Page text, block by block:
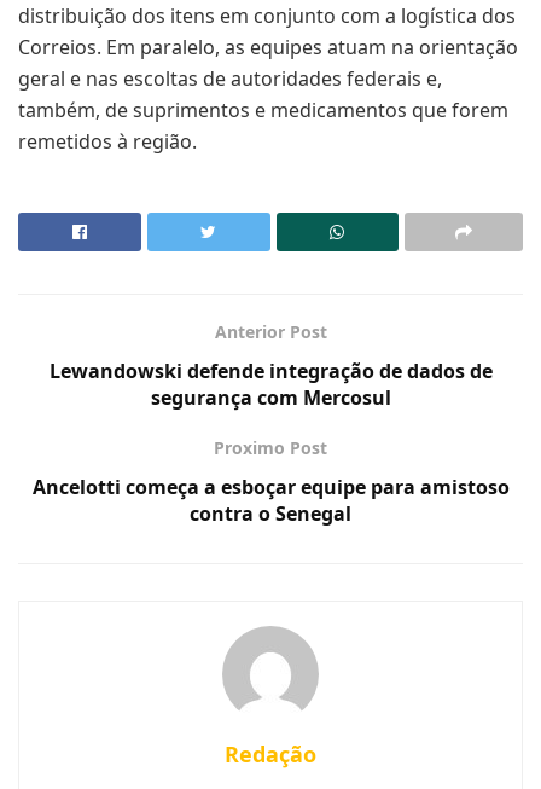
distribuição dos itens em conjunto com a logística dos
Correios. Em paralelo, as equipes atuam na orientação
geral e nas escoltas de autoridades federais e,
também, de suprimentos e medicamentos que forem
remetidos à região.
Anterior Post
Lewandowski defende integração de dados de
segurança com Mercosul
Proximo Post
Ancelotti começa a esboçar equipe para amistoso
contra o Senegal
Redação